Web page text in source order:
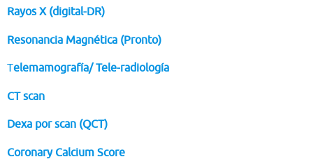
Rayos X (digital-DR)
Resonancia Magnética (Pronto)
Telemamografía/ Tele-radiología
CT scan
Dexa por scan (QCT)
Coronary Calcium Score